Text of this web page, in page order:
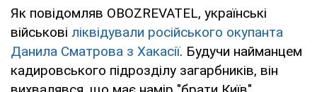
Як повідомляв OBOZREVATEL, українські
військові ліквідували російського окупанта
Данила Сматрова з Хакасії. Будучи найманцем
кадировського підрозділу загарбників, він